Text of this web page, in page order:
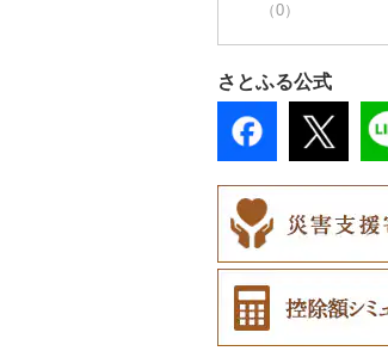
（0）
さとふる公式